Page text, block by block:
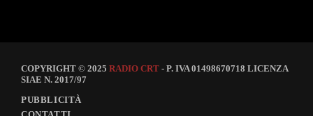
COPYRIGHT © 2025 RADIO CRT - P. IVA 01498670718 LICENZA
SIAE N. 2017/97
PUBBLICITÀ